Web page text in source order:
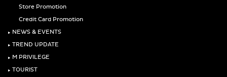
Store Promotion
Credit Card Promotion
‣ NEWS & EVENTS
‣ TREND UPDATE
‣ M PRIVILEGE
‣ TOURIST